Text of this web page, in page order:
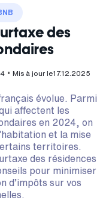
des
Mis à jour le17.12.2025
évolue. Parmi
affectent les
en 2024, on
et la mise
territoires.
des résidences
pour minimiser
d’impôts sur vos